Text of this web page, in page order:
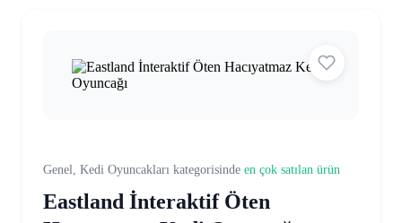
Genel, Kedi Oyuncakları kategorisinde en çok satılan ürün
Eastland İnteraktif Öten